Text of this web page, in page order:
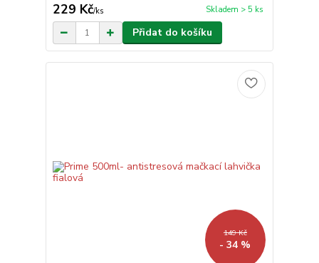
229 Kč/ks Skladem > 5 ks
Přidat do košíku
149 Kč
- 34 %